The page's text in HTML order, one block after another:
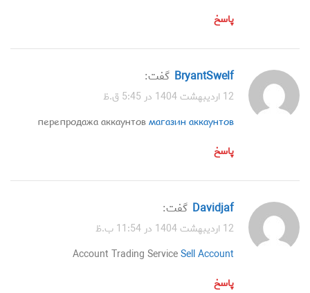
پاسخ
BryantSwelf گفت:
12 اردیبهشت 1404 در 5:45 ق.ظ
перепродажа аккаунтовмагазин аккаунтов
پاسخ
Davidjaf گفت:
12 اردیبهشت 1404 در 11:54 ب.ظ
Account Trading ServiceSell Account
پاسخ